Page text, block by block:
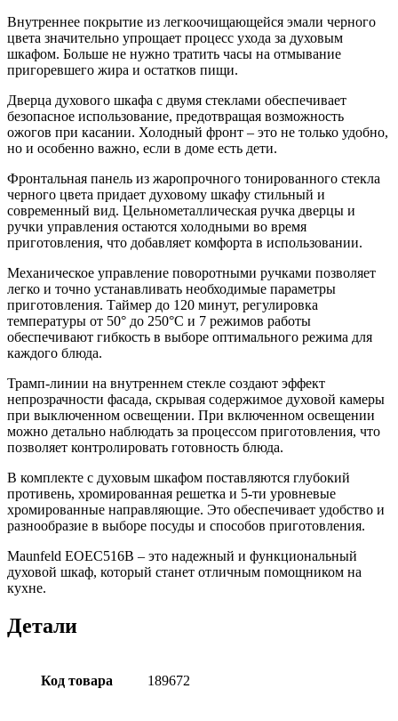
Внутреннее покрытие из легкоочищающейся эмали черного
цвета значительно упрощает процесс ухода за духовым
шкафом. Больше не нужно тратить часы на отмывание
пригоревшего жира и остатков пищи.
Дверца духового шкафа с двумя стеклами обеспечивает
безопасное использование, предотвращая возможность
ожогов при касании. Холодный фронт – это не только удобно,
но и особенно важно, если в доме есть дети.
Фронтальная панель из жаропрочного тонированного стекла
черного цвета придает духовому шкафу стильный и
современный вид. Цельнометаллическая ручка дверцы и
ручки управления остаются холодными во время
приготовления, что добавляет комфорта в использовании.
Механическое управление поворотными ручками позволяет
легко и точно устанавливать необходимые параметры
приготовления. Таймер до 120 минут, регулировка
температуры от 50° до 250°C и 7 режимов работы
обеспечивают гибкость в выборе оптимального режима для
каждого блюда.
Трамп-линии на внутреннем стекле создают эффект
непрозрачности фасада, скрывая содержимое духовой камеры
при выключенном освещении. При включенном освещении
можно детально наблюдать за процессом приготовления, что
позволяет контролировать готовность блюда.
В комплекте с духовым шкафом поставляются глубокий
противень, хромированная решетка и 5-ти уровневые
хромированные направляющие. Это обеспечивает удобство и
разнообразие в выборе посуды и способов приготовления.
Maunfeld EOEC516B – это надежный и функциональный
духовой шкаф, который станет отличным помощником на
кухне.
Детали
Код товара 189672